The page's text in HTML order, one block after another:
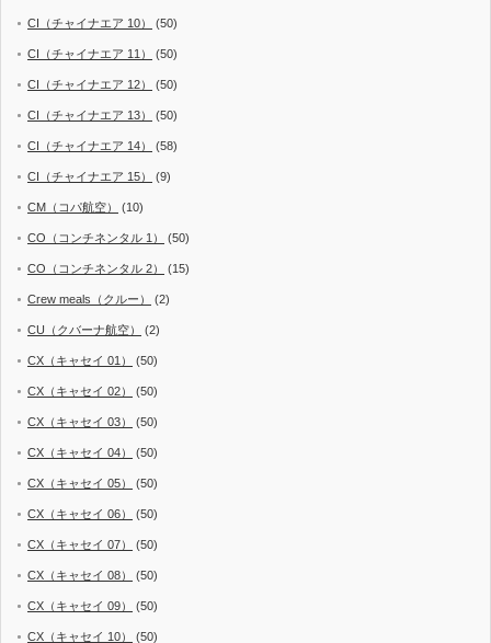
CI（チャイナエア 10） (50)
CI（チャイナエア 11） (50)
CI（チャイナエア 12） (50)
CI（チャイナエア 13） (50)
CI（チャイナエア 14） (58)
CI（チャイナエア 15） (9)
CM（コパ航空） (10)
CO（コンチネンタル 1） (50)
CO（コンチネンタル 2） (15)
Crew meals（クルー） (2)
CU（クバーナ航空） (2)
CX（キャセイ 01） (50)
CX（キャセイ 02） (50)
CX（キャセイ 03） (50)
CX（キャセイ 04） (50)
CX（キャセイ 05） (50)
CX（キャセイ 06） (50)
CX（キャセイ 07） (50)
CX（キャセイ 08） (50)
CX（キャセイ 09） (50)
CX（キャセイ 10） (50)